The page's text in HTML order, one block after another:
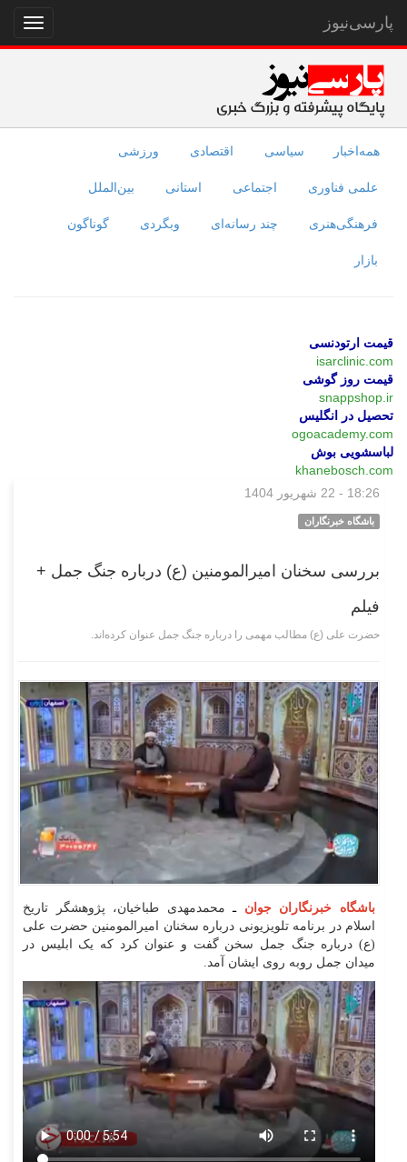
نمایش
منو
پارسی‌نیوز
همه‌اخبار سیاسی اقتصادی ورزشی
علمی فناوری اجتماعی استانی بین‌الملل
فرهنگی‌هنری چند رسانه‌ای وبگردی گوناگون
بازار
قیمت ارتودنسی
isarclinic.com
قیمت روز گوشی
snappshop.ir
تحصیل در انگلیس
ogoacademy.com
لباسشویی بوش
khanebosch.com
18:26 - 22 شهریور 1404
باشگاه خبرنگاران
بررسی سخنان امیرالمومنین (ع) درباره جنگ جمل +
فیلم
حضرت علی (ع) مطالب مهمی را درباره جنگ جمل عنوان کرده‌اند.
باشگاه خبرنگاران جوان ـ
محمدمهدی طباخیان، پژوهشگر تاریخ
اسلام در برنامه تلویزیونی درباره سخنان امیرالمومنین حضرت علی
(ع) درباره جنگ جمل سخن گفت و عنوان کرد که یک ابلیس در
میدان جمل روبه روی ایشان آمد.